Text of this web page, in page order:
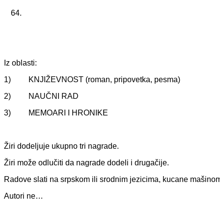
Iz oblasti:
1) KNJIŽEVNOST (roman, pripovetka, pesma)
2) NAUČNI RAD
3) MEMOARI I HRONIKE
Žiri dodeljuje ukupno tri nagrade.
Žiri može odlučiti da nagrade dodeli i drugačije.
Radove slati na srpskom ili srodnim jezicima, kucane
Autori ne…